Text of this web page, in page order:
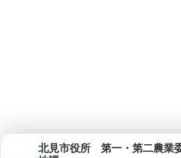
北見市役所 第一・第二農業